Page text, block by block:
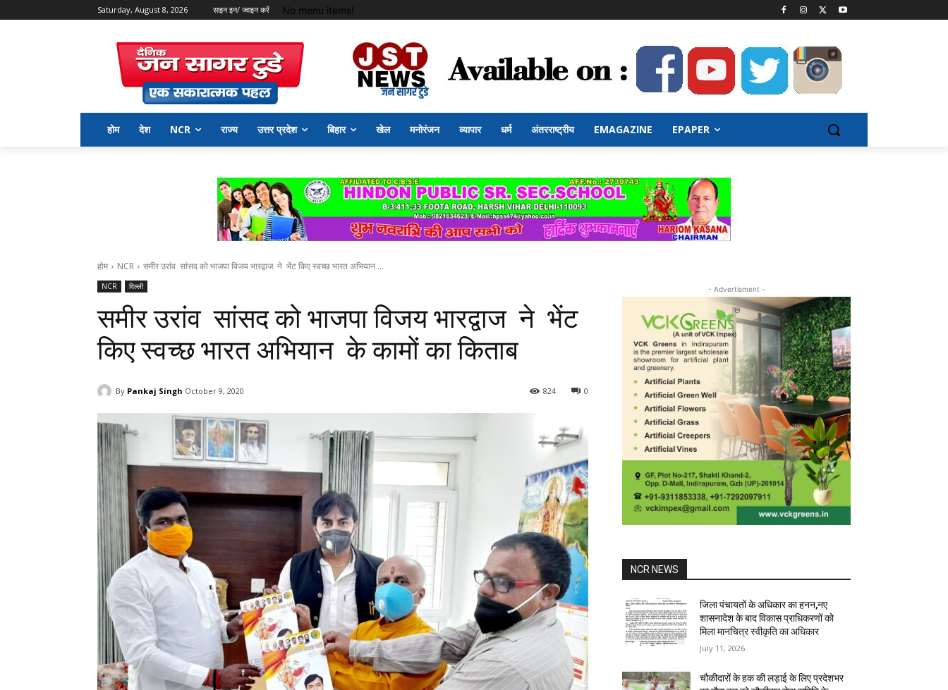
Saturday, August 8, 2026 साइन इन/ ज्वाइन करें No menu items!
होम देश NCR राज्य उत्तर प्रदेश बिहार खेल मनोरंजन व्यापार धर्म अंतरराष्ट्रीय EMAGAZINE EPAPER
होम NCR समीर उरांव सांसद को भाजपा विजय भारद्वाज ने भेंट किए स्वच्छ भारत अभियान ...
NCR दिल्ली
समीर उरांव सांसद को भाजपा विजय भारद्वाज ने भेंट
किए स्वच्छ भारत अभियान के कामों का किताब
By Pankaj Singh October 9, 2020 0
824
- Advertisment -
NCR NEWS
जिला पंचायतों के अधिकार का हनन,नए
शासनादेश के बाद विकास प्राधिकरणों को
मिला मानचित्र स्वीकृति का अधिकार
July 11, 2026
चौकीदारों के हक की लड़ाई के लिए प्रदेशभर